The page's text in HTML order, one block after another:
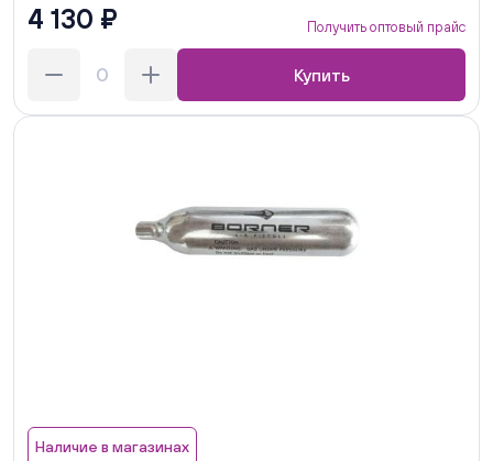
4 130 ₽ Получить оптовый прайс
Купить
Наличие в магазинах